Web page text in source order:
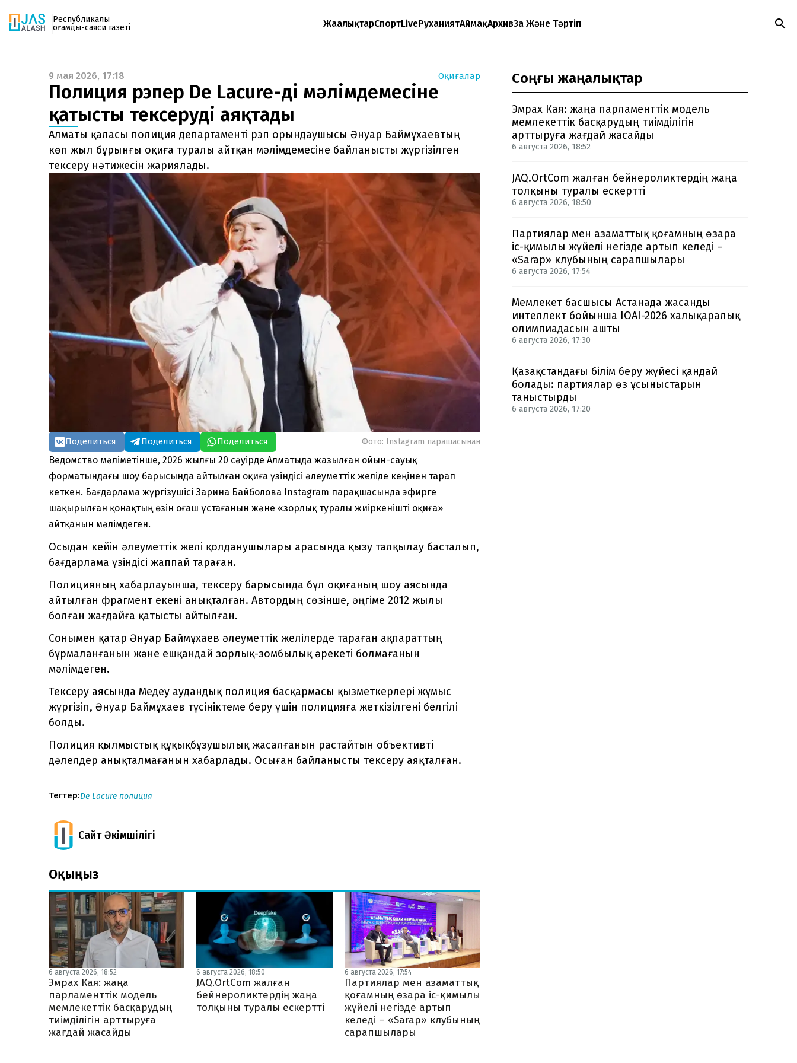
Республикалық
қоғамдық-саяси газеті
ЖаңалықтарСпортLiveРуханиятАймақАрхивЗаң Және Тәртіп
Газетке жазылу
PDF форматтағы газетті ай сайын электронды
поштаңызға алып отырыңыз. Жаңа нөмір
шыққан сәтте сізге бірден жіберіледі. Тек email
енгізіңіз, біз қалғанын өзіміз жібереміз.
9 мая 2026, 17:18 Оқиғалар
Полиция рэпер De Lacure-дің мәлімдемесіне
қатысты тексеруді аяқтады
Алматы қаласы полиция департаменті рэп орындаушысы Әнуар Баймұхаевтың
көп жыл бұрынғы оқиға туралы айтқан мәлімдемесіне байланысты жүргізілген
тексеру нәтижесін жариялады.
Поделиться Поделиться Поделиться Фото: Instagram парақшасынан
Ведомство мәліметінше, 2026 жылғы 20 сәуірде Алматыда жазылған ойын-сауық
форматындағы шоу барысында айтылған оқиға үзіндісі әлеуметтік желіде кеңінен тарап
кеткен. Бағдарлама жүргізушісі Зарина Байболова Instagram парақшасында эфирге
шақырылған қонақтың өзін оғаш ұстағанын және «зорлық туралы жиіркенішті оқиға»
айтқанын мәлімдеген.
Осыдан кейін әлеуметтік желі қолданушылары арасында қызу талқылау басталып,
бағдарлама үзіндісі жаппай тараған.
Полицияның хабарлауынша, тексеру барысында бұл оқиғаның шоу аясында
айтылған фрагмент екені анықталған. Автордың сөзінше, әңгіме 2012 жылы
болған жағдайға қатысты айтылған.
Сонымен қатар Әнуар Баймұхаев әлеуметтік желілерде тараған ақпараттың
бұрмаланғанын және ешқандай зорлық-зомбылық әрекеті болмағанын
мәлімдеген.
Тексеру аясында Медеу аудандық полиция басқармасы қызметкерлері жұмыс
жүргізіп, Әнуар Баймұхаев түсініктеме беру үшін полицияға жеткізілгені белгілі
болды.
Полиция қылмыстық құқықбұзушылық жасалғанын растайтын объективті
дәлелдер анықталмағанын хабарлады. Осыған байланысты тексеру аяқталған.
Тегтер:De Lacure полиция
Сайт Әкімшілігі
Оқыңыз
6 августа 2026, 18:52
Эмрах Кая: жаңа
парламенттік модель
мемлекеттік басқарудың
тиімділігін арттыруға
жағдай жасайды
6 августа 2026, 18:50
JAQ.OrtCom жалған
бейнероликтердің жаңа
толқыны туралы ескертті
6 августа 2026, 17:54
Партиялар мен азаматтық
қоғамның өзара іс-қимылы
жүйелі негізде артып
келеді – «Sarap» клубының
сарапшылары
Соңғы жаңалықтар
Эмрах Кая: жаңа парламенттік модель
мемлекеттік басқарудың тиімділігін
арттыруға жағдай жасайды
6 августа 2026, 18:52
JAQ.OrtCom жалған бейнероликтердің жаңа
толқыны туралы ескертті
6 августа 2026, 18:50
Партиялар мен азаматтық қоғамның өзара
іс-қимылы жүйелі негізде артып келеді –
«Sarap» клубының сарапшылары
6 августа 2026, 17:54
Мемлекет басшысы Астанада жасанды
интеллект бойынша IOAI-2026 халықаралық
олимпиадасын ашты
6 августа 2026, 17:30
Қазақстандағы білім беру жүйесі қандай
болады: партиялар өз ұсыныстарын
таныстырды
6 августа 2026, 17:20